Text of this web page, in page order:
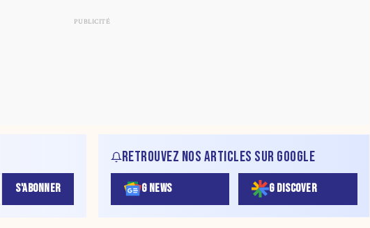
S'ABONNER
RETROUVEZ NOS ARTICLES SUR GOOGLE
G NEWS G DISCOVER